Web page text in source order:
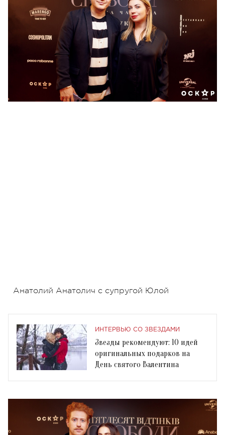
Анатолий Анатолич с супругой Юлой
ИНТЕРВЬЮ СО ЗВЕЗДАМИ
Звезды рекомендуют: 10 идей
оригинальных подарков на
День святого Валентина